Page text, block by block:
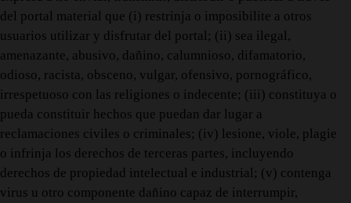
del portal material que (i) restrinja o imposibilite a otros
usuarios utilizar y disfrutar del portal; (ii) sea ilegal,
amenazante, abusivo, dañino, calumnioso, difamatorio,
odioso, racista, obsceno, vulgar, ofensivo, pornográfico,
irrespetuoso con las religiones o indecente; (iii) constituya o
pueda constituir hechos que puedan dar lugar a
reclamaciones civiles o criminales; (iv) lesione, viole, plagie
o infrinja los derechos de terceras partes, incluyendo
derechos de propiedad intelectual e industrial; (v) contenga
virus u otro componente dañino capaz de interrumpir,